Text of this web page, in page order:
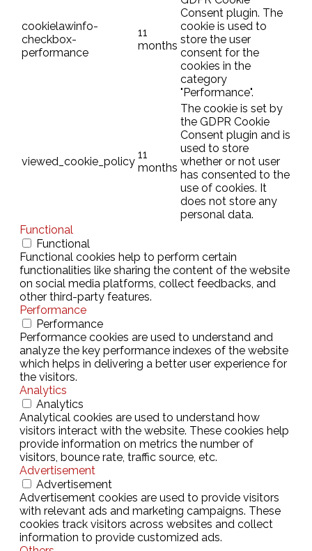
cookielawinfo-
checkbox-
performance
11
months
Consent plugin. The
cookie is used to
store the user
consent for the
cookies in the
category
"Performance".
viewed_cookie_policy
11
months
The cookie is set by
the GDPR Cookie
Consent plugin and is
used to store
whether or not user
has consented to the
use of cookies. It
does not store any
personal data.
Functional
Functional
Functional cookies help to perform certain
functionalities like sharing the content of the website
on social media platforms, collect feedbacks, and
other third-party features.
Performance
Performance
Performance cookies are used to understand and
analyze the key performance indexes of the website
which helps in delivering a better user experience for
the visitors.
Analytics
Analytics
Analytical cookies are used to understand how
visitors interact with the website. These cookies help
provide information on metrics the number of
visitors, bounce rate, traffic source, etc.
Advertisement
Advertisement
Advertisement cookies are used to provide visitors
with relevant ads and marketing campaigns. These
cookies track visitors across websites and collect
information to provide customized ads.